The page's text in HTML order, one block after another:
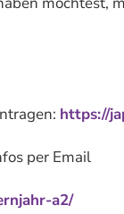
https://
per Email
a2/